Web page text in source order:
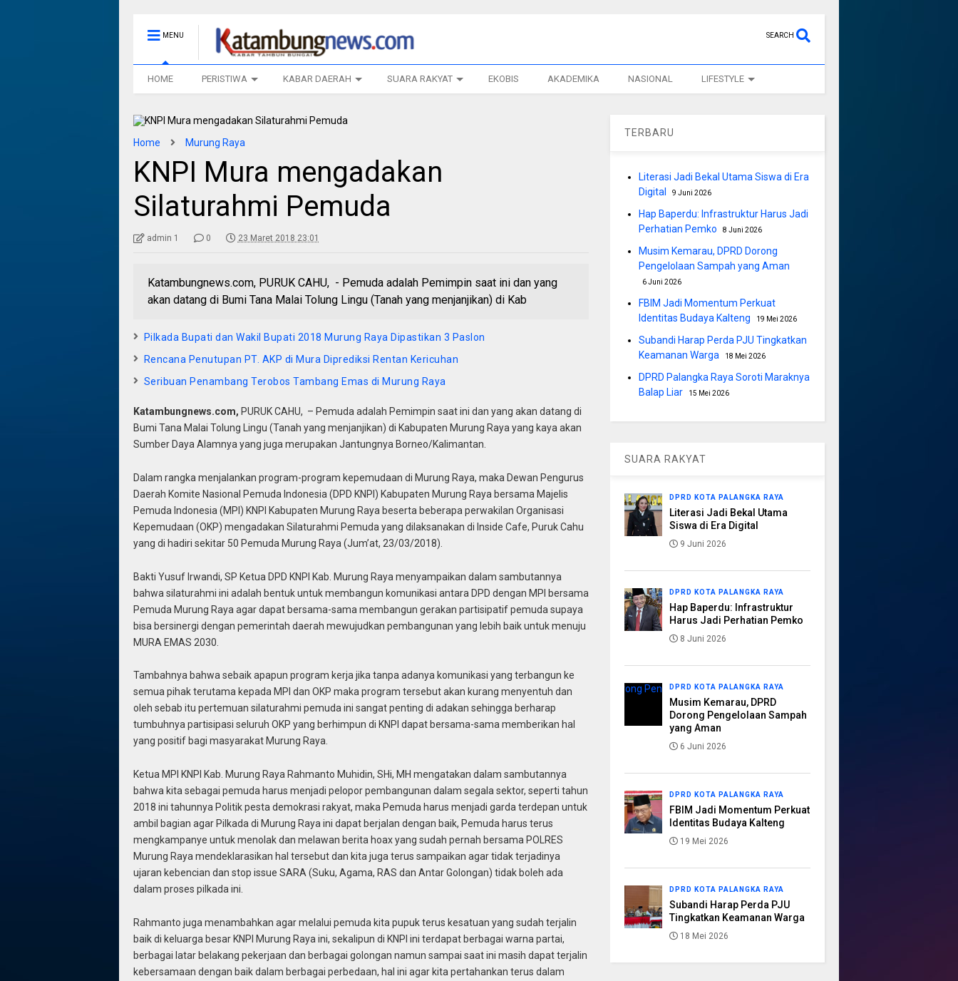
MENU SEARCH
HOME PERISTIWA KABAR DAERAH SUARA RAKYAT EKOBIS AKADEMIKA NASIONAL LIFESTYLE
Home Murung Raya
KNPI Mura mengadakan
Silaturahmi Pemuda
admin 1 0 23 Maret 2018 23:01
Katambungnews.com, PURUK CAHU, - Pemuda adalah Pemimpin saat ini dan yang
akan datang di Bumi Tana Malai Tolung Lingu (Tanah yang menjanjikan) di Kab
Pilkada Bupati dan Wakil Bupati 2018 Murung Raya Dipastikan 3 Paslon
Rencana Penutupan PT. AKP di Mura Diprediksi Rentan Kericuhan
Seribuan Penambang Terobos Tambang Emas di Murung Raya
Katambungnews.com, PURUK CAHU, – Pemuda adalah Pemimpin saat ini dan yang akan datang di
Bumi Tana Malai Tolung Lingu (Tanah yang menjanjikan) di Kabupaten Murung Raya yang kaya akan
Sumber Daya Alamnya yang juga merupakan Jantungnya Borneo/Kalimantan.
Dalam rangka menjalankan program-program kepemudaan di Murung Raya, maka Dewan Pengurus
Daerah Komite Nasional Pemuda Indonesia (DPD KNPI) Kabupaten Murung Raya bersama Majelis
Pemuda Indonesia (MPI) KNPI Kabupaten Murung Raya beserta beberapa perwakilan Organisasi
Kepemudaan (OKP) mengadakan Silaturahmi Pemuda yang dilaksanakan di Inside Cafe, Puruk Cahu
yang di hadiri sekitar 50 Pemuda Murung Raya (Jum’at, 23/03/2018).
Bakti Yusuf Irwandi, SP Ketua DPD KNPI Kab. Murung Raya menyampaikan dalam sambutannya
bahwa silaturahmi ini adalah bentuk untuk membangun komunikasi antara DPD dengan MPI bersama
Pemuda Murung Raya agar dapat bersama-sama membangun gerakan partisipatif pemuda supaya
bisa bersinergi dengan pemerintah daerah mewujudkan pembangunan yang lebih baik untuk menuju
MURA EMAS 2030.
Tambahnya bahwa sebaik apapun program kerja jika tanpa adanya komunikasi yang terbangun ke
semua pihak terutama kepada MPI dan OKP maka program tersebut akan kurang menyentuh dan
oleh sebab itu pertemuan silaturahmi pemuda ini sangat penting di adakan sehingga berharap
tumbuhnya partisipasi seluruh OKP yang berhimpun di KNPI dapat bersama-sama memberikan hal
yang positif bagi masyarakat Murung Raya.
Ketua MPI KNPI Kab. Murung Raya Rahmanto Muhidin, SHi, MH mengatakan dalam sambutannya
bahwa kita sebagai pemuda harus menjadi pelopor pembangunan dalam segala sektor, seperti tahun
2018 ini tahunnya Politik pesta demokrasi rakyat, maka Pemuda harus menjadi garda terdepan untuk
ambil bagian agar Pilkada di Murung Raya ini dapat berjalan dengan baik, Pemuda harus terus
mengkampanye untuk menolak dan melawan berita hoax yang sudah pernah bersama POLRES
Murung Raya mendeklarasikan hal tersebut dan kita juga terus sampaikan agar tidak terjadinya
ujaran kebencian dan stop issue SARA (Suku, Agama, RAS dan Antar Golongan) tidak boleh ada
dalam proses pilkada ini.
Rahmanto juga menambahkan agar melalui pemuda kita pupuk terus kesatuan yang sudah terjalin
baik di keluarga besar KNPI Murung Raya ini, sekalipun di KNPI ini terdapat berbagai warna partai,
berbagai latar belakang pekerjaan dan berbagai golongan namun sampai saat ini masih dapat terjalin
kebersamaan dengan baik dalam berbagai perbedaan, hal ini agar kita pertahankan terus dalam
TERBARU
Literasi Jadi Bekal Utama Siswa di Era
Digital
9 Juni 2026
Hap Baperdu: Infrastruktur Harus Jadi
Perhatian Pemko
8 Juni 2026
Musim Kemarau, DPRD Dorong
Pengelolaan Sampah yang Aman
6 Juni 2026
FBIM Jadi Momentum Perkuat
Identitas Budaya Kalteng
19 Mei 2026
Subandi Harap Perda PJU Tingkatkan
Keamanan Warga
18 Mei 2026
DPRD Palangka Raya Soroti Maraknya
Balap Liar
15 Mei 2026
SUARA RAKYAT
DPRD KOTA PALANGKA RAYA
Literasi Jadi Bekal Utama
Siswa di Era Digital
9 Juni 2026
DPRD KOTA PALANGKA RAYA
Hap Baperdu: Infrastruktur
Harus Jadi Perhatian Pemko
8 Juni 2026
DPRD KOTA PALANGKA RAYA
Musim Kemarau, DPRD
Dorong Pengelolaan Sampah
yang Aman
6 Juni 2026
DPRD KOTA PALANGKA RAYA
FBIM Jadi Momentum Perkuat
Identitas Budaya Kalteng
19 Mei 2026
DPRD KOTA PALANGKA RAYA
Subandi Harap Perda PJU
Tingkatkan Keamanan Warga
18 Mei 2026